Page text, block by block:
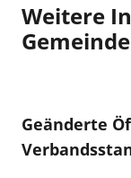
Weitere
Gemeinde
Geänderte